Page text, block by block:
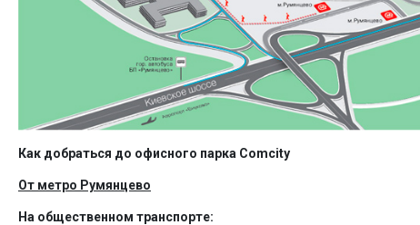
Как добраться до офисного парка Сomcity
От метро Румянцево
На общественном транспорте: